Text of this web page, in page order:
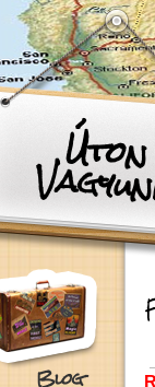
Úton
Blog